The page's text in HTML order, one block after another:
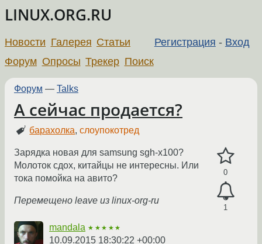
LINUX.ORG.RU
Регистрация - Вход
Новости Галерея Статьи
Форум Опросы Трекер Поиск
Форум — Talks
А сейчас продается?
барахолка,слоупокотред
0
1
Зарядка новая для samsung sgh-x100?
Молоток сдох, китайцы не интересны. Или
тока помойка на авито?
Перемещено leave из linux-org-ru
mandala ★★★★★
10.09.2015 18:30:22 +00:00